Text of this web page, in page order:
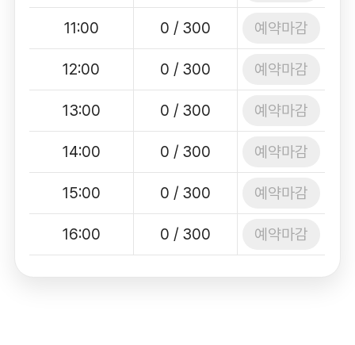
11:00 0 / 300 예약마감
12:00 0 / 300 예약마감
13:00 0 / 300 예약마감
14:00 0 / 300 예약마감
15:00 0 / 300 예약마감
16:00 0 / 300 예약마감